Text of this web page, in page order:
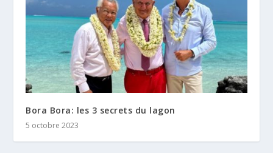
Bora Bora: les 3 secrets du lagon
5 octobre 2023